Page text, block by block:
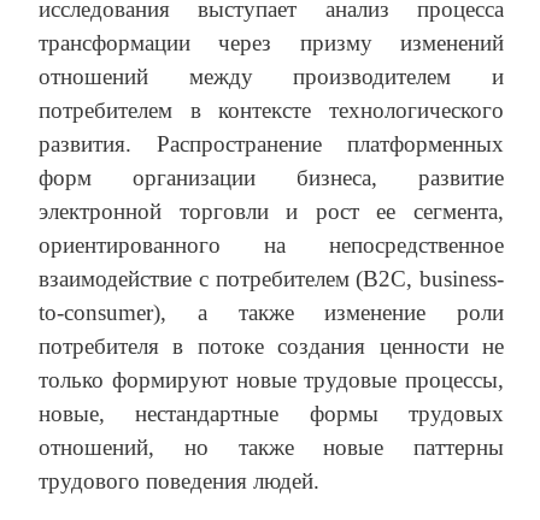
исследования выступает анализ процесса
трансформации через призму изменений
отношений между производителем и
потребителем в контексте технологического
развития. Распространение платформенных
форм организации бизнеса, развитие
электронной торговли и рост ее сегмента,
ориентированного на непосредственное
взаимодействие с потребителем (B2C, business-
to-consumer), а также изменение роли
потребителя в потоке создания ценности не
только формируют новые трудовые процессы,
новые, нестандартные формы трудовых
отношений, но также новые паттерны
трудового поведения людей.